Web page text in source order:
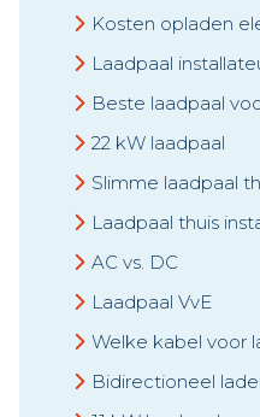
Kosten opladen
Laadpaal
Beste laadpaal
22 kW laadpaal
Slimme laadpaal
Laadpaal thuis
AC vs. DC
Laadpaal VvE
Welke kabel voor
Bidirectioneel